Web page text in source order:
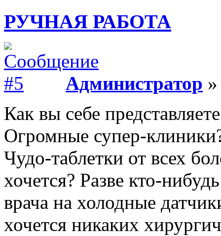
РУЧНАЯ РАБОТА
Администратор
Как вы себе
Огромные супер-
Чудо-таблетки от всех
хочется? Разве кто-
врача на холодные
хочется никаких